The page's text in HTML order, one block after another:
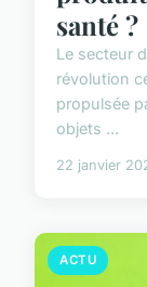
santé ?
Le secteur
révolution
propulsée
objets ...
22 janvier
ACTU